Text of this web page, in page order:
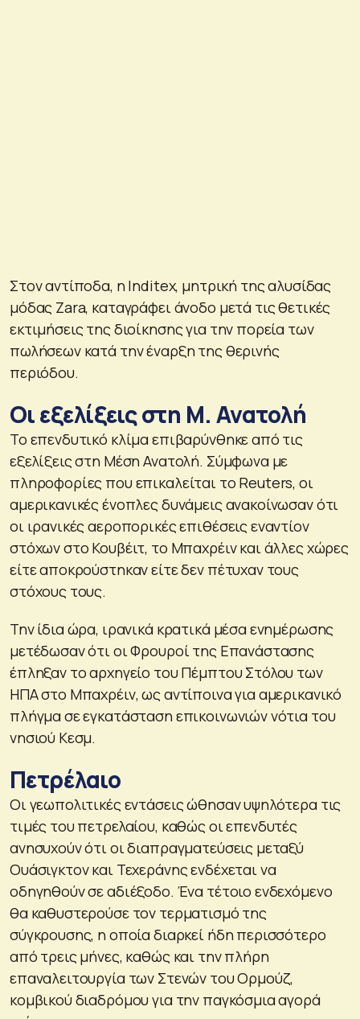
Στον αντίποδα, η Inditex, μητρική της αλυσίδας
μόδας Zara, καταγράφει άνοδο μετά τις θετικές
εκτιμήσεις της διοίκησης για την πορεία των
πωλήσεων κατά την έναρξη της θερινής
περιόδου.
Οι εξελίξεις στη Μ. Ανατολή
Το επενδυτικό κλίμα επιβαρύνθηκε από τις
εξελίξεις στη Μέση Ανατολή. Σύμφωνα με
πληροφορίες που επικαλείται το Reuters, οι
αμερικανικές ένοπλες δυνάμεις ανακοίνωσαν ότι
οι ιρανικές αεροπορικές επιθέσεις εναντίον
στόχων στο Κουβέιτ, το Μπαχρέιν και άλλες χώρες
είτε αποκρούστηκαν είτε δεν πέτυχαν τους
στόχους τους.
Την ίδια ώρα, ιρανικά κρατικά μέσα ενημέρωσης
μετέδωσαν ότι οι Φρουροί της Επανάστασης
έπληξαν το αρχηγείο του Πέμπτου Στόλου των
ΗΠΑ στο Μπαχρέιν, ως αντίποινα για αμερικανικό
πλήγμα σε εγκατάσταση επικοινωνιών νότια του
νησιού Κεσμ.
Πετρέλαιο
Οι γεωπολιτικές εντάσεις ώθησαν υψηλότερα τις
τιμές του πετρελαίου, καθώς οι επενδυτές
ανησυχούν ότι οι διαπραγματεύσεις μεταξύ
Ουάσιγκτον και Τεχεράνης ενδέχεται να
οδηγηθούν σε αδιέξοδο. Ένα τέτοιο ενδεχόμενο
θα καθυστερούσε τον τερματισμό της
σύγκρουσης, η οποία διαρκεί ήδη περισσότερο
από τρεις μήνες, καθώς και την πλήρη
επαναλειτουργία των Στενών του Ορμούζ,
κομβικού διαδρόμου για την παγκόσμια αγορά